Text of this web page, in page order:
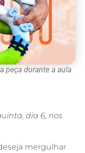
peça durante a aula
dia 6, nos
mergulhar